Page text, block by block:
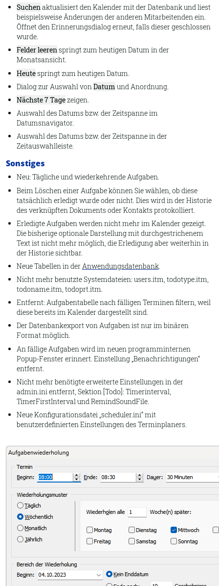
Suchenaktualisiert den Kalender mit der Datenbank und liest
beispielsweise Änderungen der anderen Mitarbeitenden ein.
Öffnet den Erinnerungsdialog erneut, falls dieser geschlossen
wurde.
Felder leerenspringt zum heutigen Datum in der
Monatsansicht.
Heutespringt zum heutigen Datum.
Dialog zur Auswahl von Datum und Anordnung.
Nächste 7 Tagezeigen.
Auswahl des Datums bzw. der Zeitspanne im
Datumsnavigator.
Auswahl des Datums bzw. der Zeitspanne in der
Zeitauswahlleiste.
Sonstiges
Neu: Tägliche und wiederkehrende Aufgaben.
Beim Löschen einer Aufgabe können Sie wählen, ob diese
tatsächlich erledigt wurde oder nicht. Dies wird in der Historie
des verknüpften Dokuments oder Kontakts protokolliert.
Erledigte Aufgaben werden nicht mehr im Kalender gezeigt.
Die bisherige optionale Darstellung mit durchgestrichenem
Text ist nicht mehr möglich, die Erledigung aber weiterhin in
der Historie sichtbar.
Neue Tabellen in derAnwendungsdatenbank.
Nicht mehr benutzte Systemdateien: users.itm, todotype.itm,
todoname.itm, todoprt.itm.
Entfernt: Aufgabentabelle nach fälligen Terminen filtern, weil
diese bereits im Kalender dargestellt sind.
Der Datenbankexport von Aufgaben ist nur im binären
Format möglich.
An fällige Aufgaben wird im neuen programminternen
Popup-Fenster erinnert. Einstellung „Benachrichtigungen“
entfernt.
Nicht mehr benötigte erweiterte Einstellungen in der
admin.ini entfernt, Sektion [Todo]: Timerinterval,
TimerFirstInterval und RemindSoundFile.
Neue Konfigurationsdatei „scheduler.ini“ mit
benutzerdefinierten Einstellungen des Terminplaners.